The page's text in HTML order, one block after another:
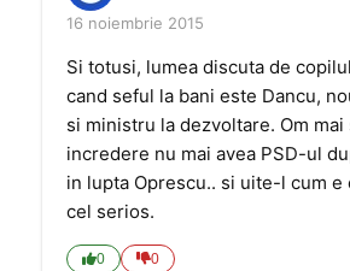
16 noiembrie 2015
Si totusi, lumea discuta de
cand seful la bani este Dancu,
si ministru la dezvoltare. Om mai
incredere nu mai avea PSD-ul
in lupta Oprescu.. si uite-l cum e
cel serios.
0 0